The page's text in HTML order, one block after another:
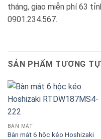
tháng, giao miễn phí 63
0901.234.567.
SẢN PHẨM TƯƠNG TỰ
BÀN MÁT
Bàn mát 6 hộc kéo Hoshizaki